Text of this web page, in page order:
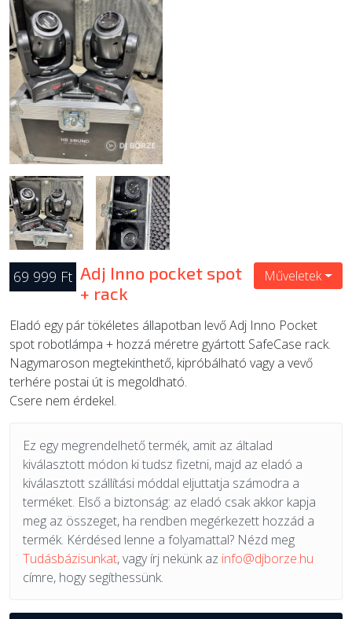
ÚJ TERMÉKEK
69 999 Ft Adj Inno pocket spot
+ rack
Műveletek
Eladó egy pár tökéletes állapotban levő Adj Inno Pocket
spot robotlámpa + hozzá méretre gyártott SafeCase rack.
Nagymaroson megtekinthető, kipróbálható vagy a vevő
terhére postai út is megoldható.
Csere nem érdekel.
Ez egy megrendelhető termék, amit az általad
kiválasztott módon ki tudsz fizetni, majd az eladó a
kiválasztott szállítási móddal eljuttatja számodra a
terméket. Első a biztonság: az eladó csak akkor kapja
meg az összeget, ha rendben megérkezett hozzád a
termék. Kérdésed lenne a folyamattal? Nézd meg
Tudásbázisunkat, vagy írj nekünk az info@djborze.hu
címre, hogy segíthessünk.